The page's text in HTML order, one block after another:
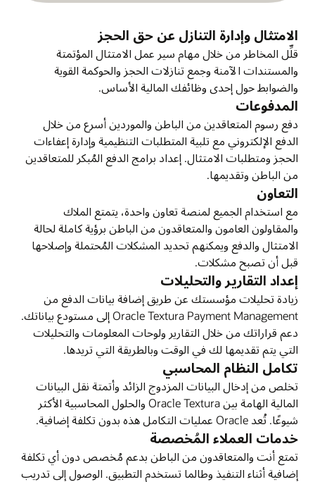
الامتثال وإدارة التنازل عن حق الحجز
قلِّل المخاطر من خلال مهام سير عمل الامتثال المؤتمتة
والمستندات الآمنة وجمع تنازلات الحجز والحوكمة القوية
والضوابط حول إحدى وظائفك المالية الأساس.
المدفوعات
دفع رسوم المتعاقدين من الباطن والموردين أسرع من خلال
الدفع الإلكتروني مع تلبية المتطلبات التنظيمية وإدارة إعفاءات
الحجز ومتطلبات الامتثال. إعداد برامج الدفع المُبكر للمتعاقدين
من الباطن وتقديمها.
التعاون
مع استخدام الجميع لمنصة تعاون واحدة، يتمتع الملاك
والمقاولون العامون والمتعاقدون من الباطن برؤية كاملة لحالة
الامتثال والدفع ويمكنهم تحديد المشكلات المُحتملة وإصلاحها
قبل أن تصبح مشكلات.
إعداد التقارير والتحليلات
زيادة تحليلات مؤسستك عن طريق إضافة بيانات الدفع من
Oracle Textura Payment Management إلى مستودع بياناتك.
دعم قراراتك من خلال التقارير ولوحات المعلومات والتحليلات
التي يتم تقديمها لك في الوقت وبالطريقة التي تريدها.
تكامل النظام المحاسبي
تخلص من إدخال البيانات المزدوج الزائد وأتمتة نقل البيانات
المالية الهامة بين Oracle Textura والحلول المحاسبية الأكثر
شيوعًا. تُعد Oracle عمليات التكامل هذه بدون تكلفة إضافية.
خدمات العملاء المُخصصة
تمتع أنت والمتعاقدون من الباطن بدعم مُخصص دون أي تكلفة
إضافية أثناء التنفيذ وطالما تستخدم التطبيق. الوصول إلى تدريب